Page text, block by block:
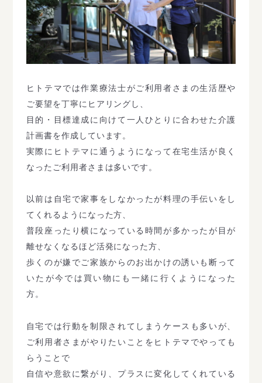
ヒトテマでは作業療法士がご利用者さまの生活歴や
ご要望を丁寧にヒアリングし、
目的・目標達成に向けて一人ひとりに合わせた介護
計画書を作成しています。
実際にヒトテマに通うようになって在宅生活が良く
なったご利用者さまは多いです。
以前は自宅で家事をしなかったが料理の手伝いをし
てくれるようになった方、
普段座ったり横になっている時間が多かったが目が
離せなくなるほど活発になった方、
歩くのが嫌でご家族からのお出かけの誘いも断って
いたが今では買い物にも一緒に行くようになった
方。
自宅では行動を制限されてしまうケースも多いが、
ご利用者さまがやりたいことをヒトテマでやっても
らうことで
自信や意欲に繋がり、プラスに変化してくれている